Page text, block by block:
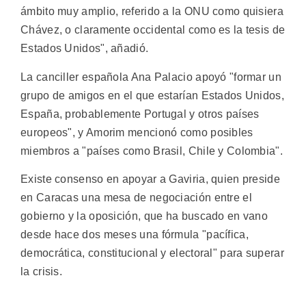
ámbito muy amplio, referido a la ONU como quisiera
Chávez, o claramente occidental como es la tesis de
Estados Unidos", añadió.
La canciller española Ana Palacio apoyó "formar un
grupo de amigos en el que estarían Estados Unidos,
España, probablemente Portugal y otros países
europeos", y Amorim mencionó como posibles
miembros a "países como Brasil, Chile y Colombia".
Existe consenso en apoyar a Gaviria, quien preside
en Caracas una mesa de negociación entre el
gobierno y la oposición, que ha buscado en vano
desde hace dos meses una fórmula "pacífica,
democrática, constitucional y electoral" para superar
la crisis.